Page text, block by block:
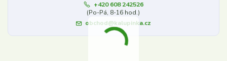
+420 608 242526
(Po-Pá, 8-16 hod.)
obchod@kalupinka.cz